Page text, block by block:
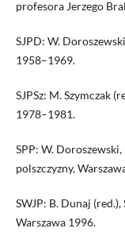
profesora Jerzego
SJPD: W.
1958–1969.
SJPSz: M. Szymczak
1978–1981.
SPP: W.
polszczyzny,
SWJP: B. Dunaj
Warszawa 1996.